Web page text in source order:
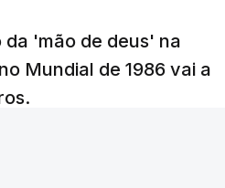
'mão de deus' na
Mundial de 1986 vai a